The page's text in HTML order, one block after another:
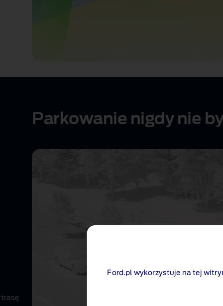
Ford.pl wykorzystuje na tej
Parkowanie nigdy nie
trasę